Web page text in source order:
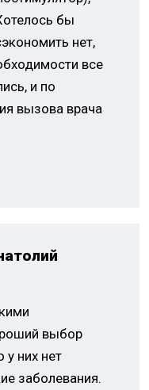
бы
нет,
все
и по
вызова врача
выбор
у них нет
заболевания.